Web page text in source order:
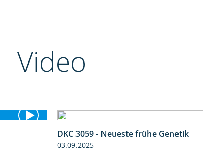
Video
DKC 3059 - Neueste frühe Genetik
03.09.2025